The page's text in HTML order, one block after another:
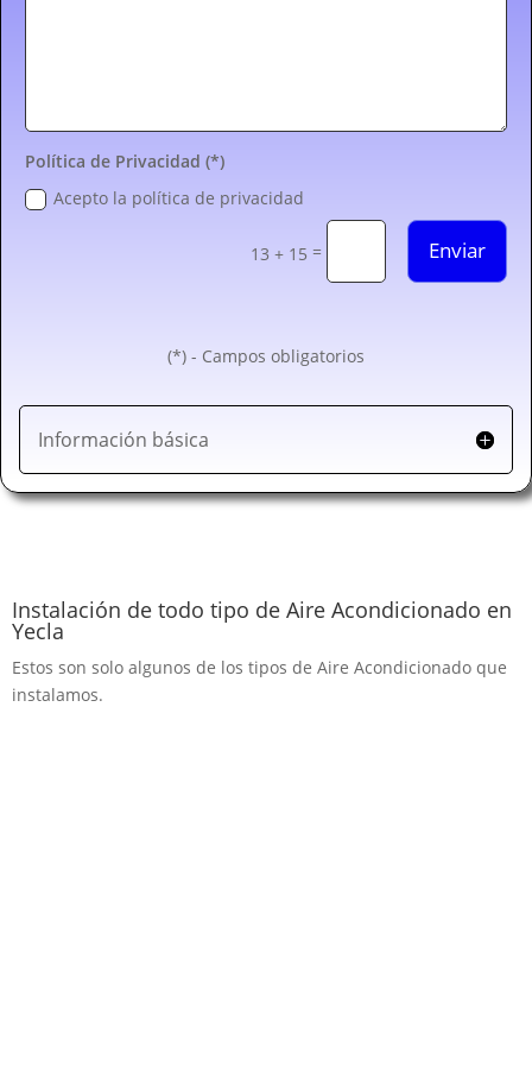
Política de Privacidad (*)
Acepto la política de privacidad
13 + 15 = Enviar
(*) - Campos obligatorios
Información básica
Instalación de todo tipo de Aire Acondicionado en
Yecla
Estos son solo algunos de los tipos de Aire Acondicionado que
instalamos.